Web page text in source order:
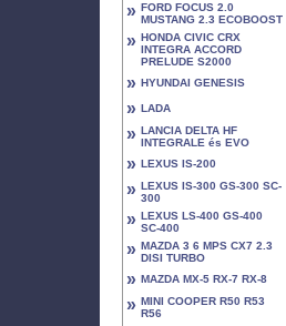
» FORD FOCUS 2.0
MUSTANG 2.3 ECOBOOST
» HONDA CIVIC CRX
INTEGRA ACCORD
PRELUDE S2000
» HYUNDAI GENESIS
» LADA
» LANCIA DELTA HF
INTEGRALE és EVO
» LEXUS IS-200
» LEXUS IS-300 GS-300 SC-
300
» LEXUS LS-400 GS-400
SC-400
» MAZDA 3 6 MPS CX7 2.3
DISI TURBO
» MAZDA MX-5 RX-7 RX-8
» MINI COOPER R50 R53
R56